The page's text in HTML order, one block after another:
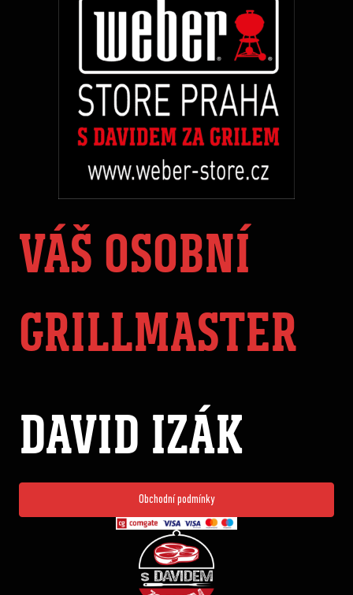
VÁŠ OSOBNÍ
GRILLMASTER
DAVID IZÁK
Obchodní podmínky